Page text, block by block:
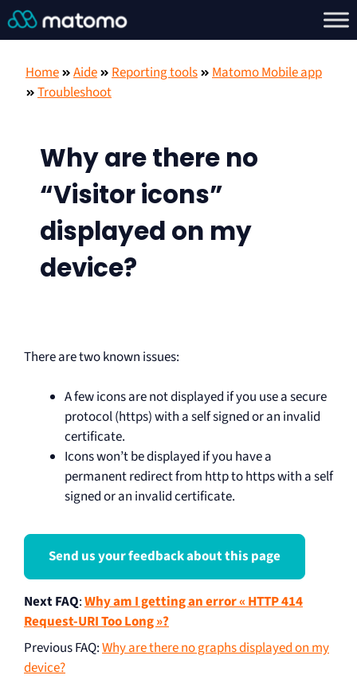
Home Aide Reporting tools
Matomo Mobile app
Troubleshoot
Why are there no
“Visitor icons”
displayed on my
device?
There are two known issues:
A few icons are not displayed if you use a secure
protocol (https) with a self signed or an invalid
certificate.
Icons won’t be displayed if you have a
permanent redirect from http to https with a self
signed or an invalid certificate.
Send us your feedback about this page
Next FAQ:Why am I getting an error « HTTP 414
Request-URI Too Long »?
Previous FAQ:Why are there no graphs displayed on my
device?